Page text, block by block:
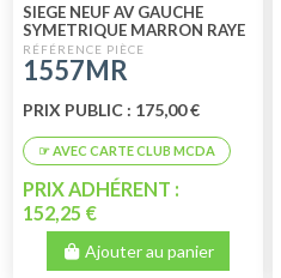
SIEGE NEUF AV GAUCHE
SYMETRIQUE MARRON RAYE
1557MR
PRIX PUBLIC : 175,00 €
PRIX ADHÉRENT :
152,25 €
Ajouter au panier